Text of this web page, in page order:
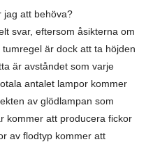
jag att behöva?
svar, eftersom åsikterna om
är dock att ta höjden
är avståndet som varje
antalet lampor kommer
av glödlampan som
kommer att producera fickor
av flodtyp kommer att